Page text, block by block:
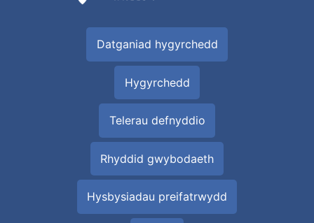
Datganiad hygyrchedd
Hygyrchedd
Telerau defnyddio
Rhyddid gwybodaeth
Hysbysiadau preifatrwydd